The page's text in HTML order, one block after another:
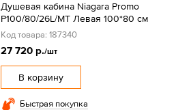
Душевая кабина Niagara Promo
P100/80/26L/MT Левая 100*80 см
Код товара: 187340
27 720 р./шт
В корзину
Быстрая покупка